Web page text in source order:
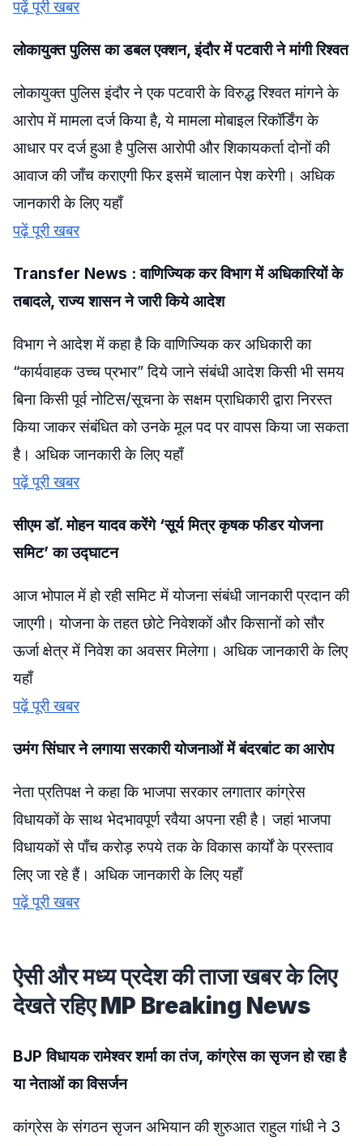
पढ़ें पूरी खबर
लोकायुक्त पुलिस का डबल एक्शन, इंदौर में पटवारी ने मांगी रिश्वत
लोकायुक्त पुलिस इंदौर ने एक पटवारी के विरुद्ध रिश्वत मांगने के
आरोप में मामला दर्ज किया है, ये मामला मोबाइल रिकॉर्डिंग के
आधार पर दर्ज हुआ है पुलिस आरोपी और शिकायकर्ता दोनों की
आवाज की जाँच कराएगी फिर इसमें चालान पेश करेगी। अधिक
जानकारी के लिए यहाँ
पढ़ें पूरी खबर
Transfer News : वाणिज्यिक कर विभाग में अधिकारियों के
तबादले, राज्य शासन ने जारी किये आदेश
विभाग ने आदेश में कहा है कि वाणिज्यिक कर अधिकारी का
“कार्यवाहक उच्च प्रभार” दिये जाने संबंधी आदेश किसी भी समय
बिना किसी पूर्व नोटिस/सूचना के सक्षम प्राधिकारी द्वारा निरस्त
किया जाकर संबंधित को उनके मूल पद पर वापस किया जा सकता
है। अधिक जानकारी के लिए यहाँ
पढ़ें पूरी खबर
सीएम डॉ. मोहन यादव करेंगे ‘सूर्य मित्र कृषक फीडर योजना
समिट’ का उद्घाटन
आज भोपाल में हो रही समिट में योजना संबंधी जानकारी प्रदान की
जाएगी। योजना के तहत छोटे निवेशकों और किसानों को सौर
ऊर्जा क्षेत्र में निवेश का अवसर मिलेगा। अधिक जानकारी के लिए
यहाँ
पढ़ें पूरी खबर
उमंग सिंघार ने लगाया सरकारी योजनाओं में बंदरबांट का आरोप
नेता प्रतिपक्ष ने कहा कि भाजपा सरकार लगातार कांग्रेस
विधायकों के साथ भेदभावपूर्ण रवैया अपना रही है। जहां भाजपा
विधायकों से पाँच करोड़ रुपये तक के विकास कार्यों के प्रस्ताव
लिए जा रहे हैं। अधिक जानकारी के लिए यहाँ
पढ़ें पूरी खबर
ऐसी और मध्य प्रदेश की ताजा खबर के लिए
देखते रहिए MP Breaking News
BJP विधायक रामेश्वर शर्मा का तंज, कांग्रेस का सृजन हो रहा है
या नेताओं का विसर्जन
कांग्रेस के संगठन सृजन अभियान की शुरुआत राहुल गांधी ने 3